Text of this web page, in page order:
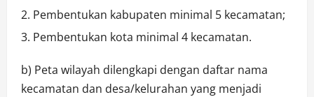
Pembentukan kabupaten minimal 5 kecamatan;
Pembentukan kota minimal 4 kecamatan.
b) Peta wilayah dilengkapi dengan daftar nama
kecamatan dan desa/kelurahan yang menjadi